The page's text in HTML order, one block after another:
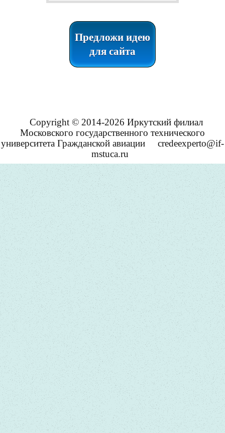
Предложи идею
для сайта
Copyright © 2014-2026 Иркутский филиал
Московского государственного технического
университета Гражданской авиации
credeexperto@if-
mstuca.ru